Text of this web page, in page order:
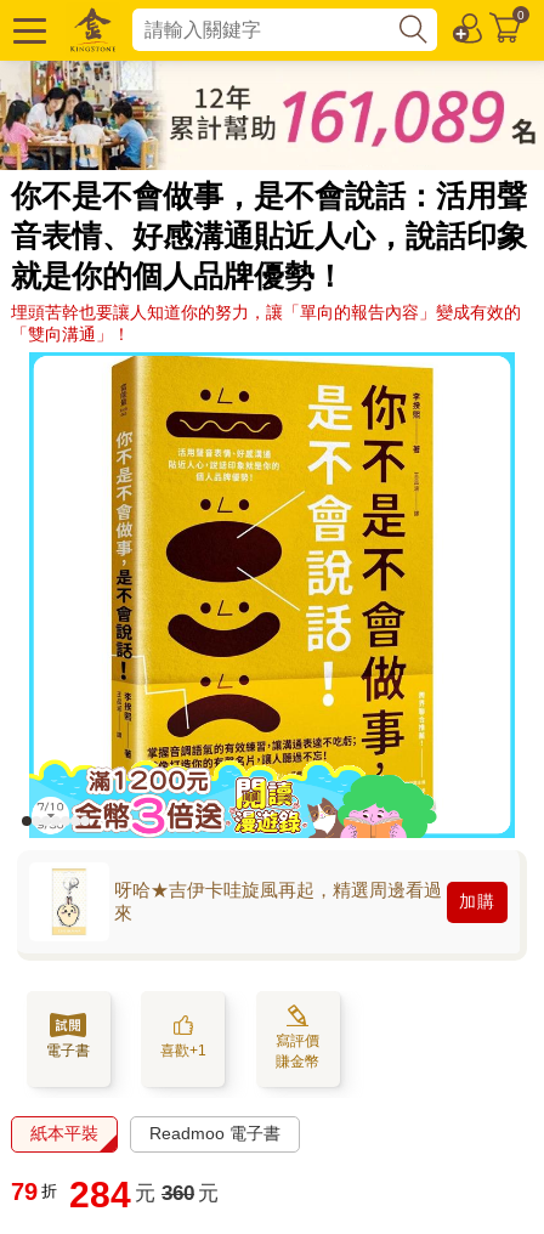
0
你不是不會做事，是不會說話：活用聲
音表情、好感溝通貼近人心，說話印象
就是你的個人品牌優勢！
埋頭苦幹也要讓人知道你的努力，讓「單向的報告內容」變成有效的
「雙向溝通」！
呀哈★吉伊卡哇旋風再起，精選周邊看過
來
加購
電子書 喜歡+1
寫評價
賺金幣
紙本平裝 Readmoo 電子書
79 折 284 元 360 元